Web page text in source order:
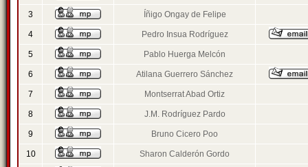
3 Íñigo Ongay de Felipe
4 Pedro Insua Rodríguez
5 Pablo Huerga Melcón
6 Atilana Guerrero Sánchez
7 Montserrat Abad Ortiz
8 J.M. Rodríguez Pardo
9 Bruno Cicero Poo
10 Sharon Calderón Gordo